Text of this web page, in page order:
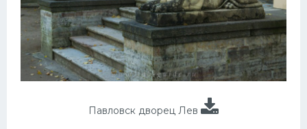
Павловск дворец Лев